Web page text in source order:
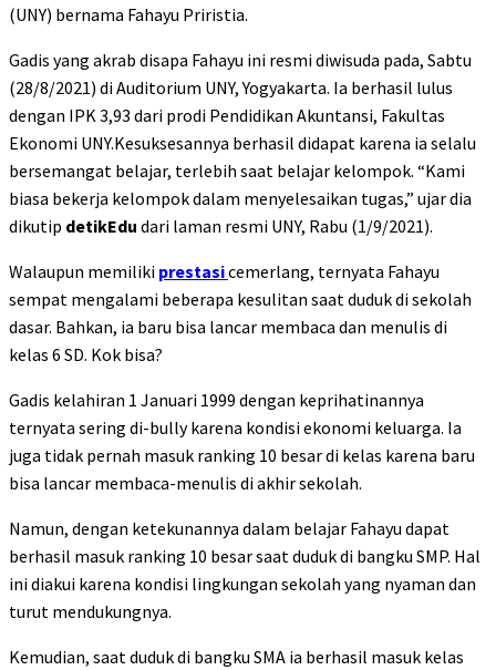
(UNY) bernama Fahayu Priristia.
Gadis yang akrab disapa Fahayu ini resmi diwisuda pada, Sabtu
(28/8/2021) di Auditorium UNY, Yogyakarta. Ia berhasil lulus
dengan IPK 3,93 dari prodi Pendidikan Akuntansi, Fakultas
Ekonomi UNY.Kesuksesannya berhasil didapat karena ia selalu
bersemangat belajar, terlebih saat belajar kelompok. “Kami
biasa bekerja kelompok dalam menyelesaikan tugas,” ujar dia
dikutip detikEdu dari laman resmi UNY, Rabu (1/9/2021).
Walaupun memiliki prestasicemerlang, ternyata Fahayu
sempat mengalami beberapa kesulitan saat duduk di sekolah
dasar. Bahkan, ia baru bisa lancar membaca dan menulis di
kelas 6 SD. Kok bisa?
Gadis kelahiran 1 Januari 1999 dengan keprihatinannya
ternyata sering di-bully karena kondisi ekonomi keluarga. Ia
juga tidak pernah masuk ranking 10 besar di kelas karena baru
bisa lancar membaca-menulis di akhir sekolah.
Namun, dengan ketekunannya dalam belajar Fahayu dapat
berhasil masuk ranking 10 besar saat duduk di bangku SMP. Hal
ini diakui karena kondisi lingkungan sekolah yang nyaman dan
turut mendukungnya.
Kemudian, saat duduk di bangku SMA ia berhasil masuk kelas